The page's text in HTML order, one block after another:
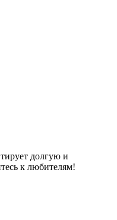
долгую и
к любителям!